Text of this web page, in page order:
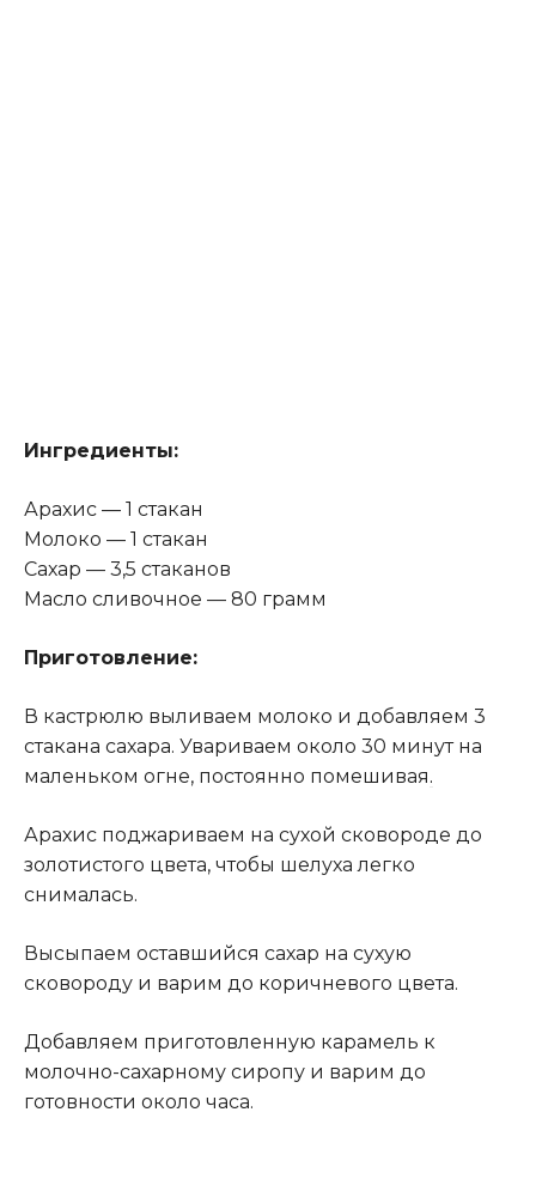
Ингредиенты:
Арахис — 1 стакан
Молоко — 1 стакан
Сахар — 3,5 стаканов
Масло сливочное — 80 грамм
Приготовление:
В кастрюлю выливаем молоко и добавляем 3
стакана сахара. Увариваем около 30 минут на
маленьком огне, постоянно помешивая.
Арахис поджариваем на сухой сковороде до
золотистого цвета, чтобы шелуха легко
снималась.
Высыпаем оставшийся сахар на сухую
сковороду и варим до коричневого цвета.
Добавляем приготовленную карамель к
молочно-сахарному сиропу и варим до
готовности около часа.